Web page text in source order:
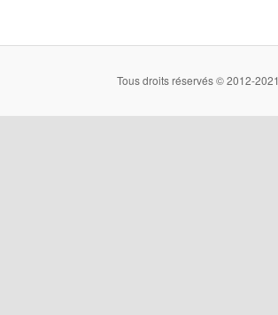
Tous droits réservés © 2012-2021